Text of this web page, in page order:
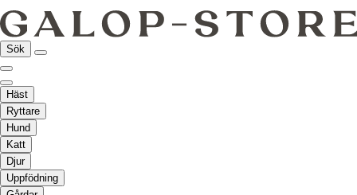
Sök
Häst
Ryttare
Hund
Katt
Djur
Uppfödning